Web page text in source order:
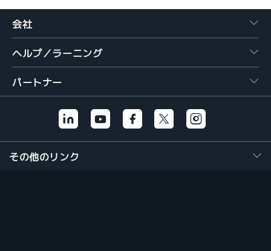
会社
ヘルプ／ラーニング
パートナー
その他のリンク